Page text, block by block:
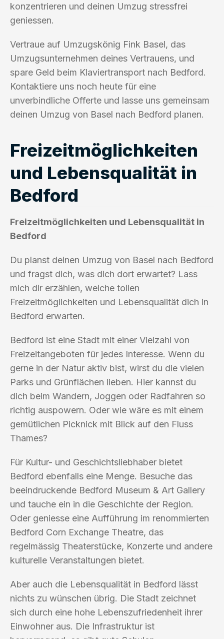
konzentrieren und deinen Umzug stressfrei
geniessen.
Vertraue auf Umzugskönig Fink Basel, das
Umzugsunternehmen deines Vertrauens, und
spare Geld beim Klaviertransport nach Bedford.
Kontaktiere uns noch heute für eine
unverbindliche Offerte und lasse uns gemeinsam
deinen Umzug von Basel nach Bedford planen.
Freizeitmöglichkeiten
und Lebensqualität in
Bedford
Freizeitmöglichkeiten und Lebensqualität in
Bedford
Du planst deinen Umzug von Basel nach Bedford
und fragst dich, was dich dort erwartet? Lass
mich dir erzählen, welche tollen
Freizeitmöglichkeiten und Lebensqualität dich in
Bedford erwarten.
Bedford ist eine Stadt mit einer Vielzahl von
Freizeitangeboten für jedes Interesse. Wenn du
gerne in der Natur aktiv bist, wirst du die vielen
Parks und Grünflächen lieben. Hier kannst du
dich beim Wandern, Joggen oder Radfahren so
richtig auspowern. Oder wie wäre es mit einem
gemütlichen Picknick mit Blick auf den Fluss
Thames?
Für Kultur- und Geschichtsliebhaber bietet
Bedford ebenfalls eine Menge. Besuche das
beeindruckende Bedford Museum & Art Gallery
und tauche ein in die Geschichte der Region.
Oder geniesse eine Aufführung im renommierten
Bedford Corn Exchange Theatre, das
regelmässig Theaterstücke, Konzerte und andere
kulturelle Veranstaltungen bietet.
Aber auch die Lebensqualität in Bedford lässt
nichts zu wünschen übrig. Die Stadt zeichnet
sich durch eine hohe Lebenszufriedenheit ihrer
Einwohner aus. Die Infrastruktur ist